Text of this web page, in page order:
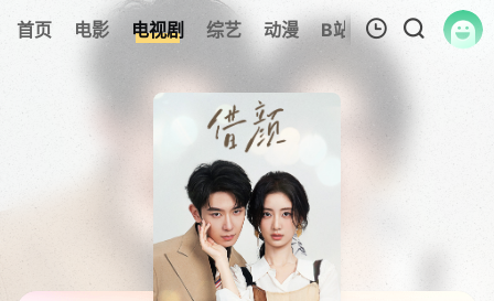
首页 电影 电视剧 综艺 动漫 B站 317美剧 追
我的观影记录
暂无观看影片的记录